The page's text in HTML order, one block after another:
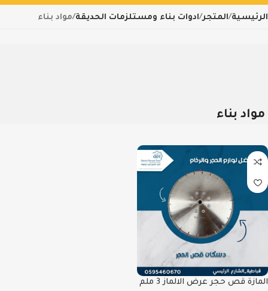
الرئيسية المتجر ادوات بناء ومستلزمات الحديقة مواد بناء
مواد بناء
المازة قص حجر عرض الالماز 3 ملم